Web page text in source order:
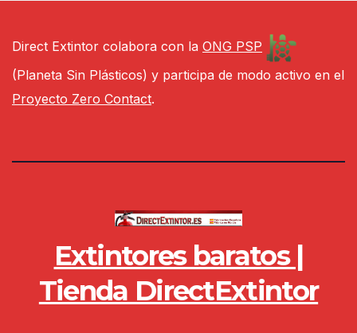
Direct Extintor colabora con la ONG PSP
(Planeta Sin Plásticos) y participa de modo activo en el
Proyecto Zero Contact.
Extintores baratos |
Tienda DirectExtintor